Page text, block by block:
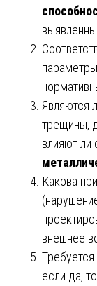
Являются
трещины,
влияют ли
Какова
внешнее
Требуется
если да,